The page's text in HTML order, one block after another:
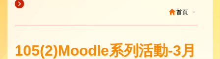
首頁
105(2)Moodle系列活動-3月